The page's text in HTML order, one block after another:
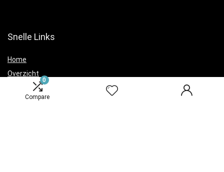
0
Compare
Snelle Links
Home
Overzicht